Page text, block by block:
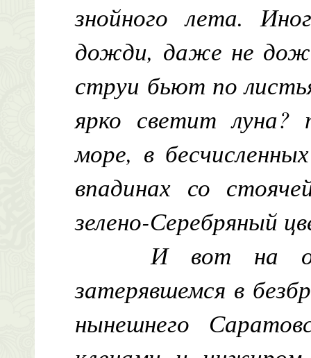
знойного лета.
дожди, даже не
струи бьют по
ярко светит
море, в
впадинах со
зелено-Серебряный
И вот на
затерявшемся в
нынешнего